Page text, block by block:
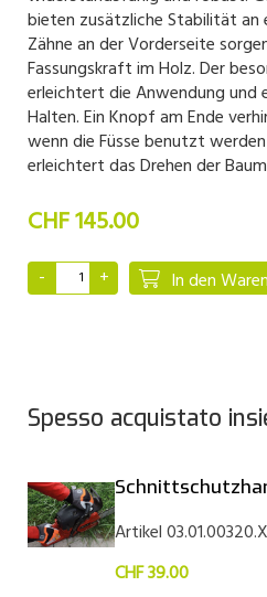
bieten zusätzliche Stabilität an
Zähne an der Vorderseite
Fassungskraft im Holz. Der
erleichtert die Anwendung und
Halten. Ein Knopf am Ende
wenn die Füsse benutzt
erleichtert das Drehen der
CHF 145.00
In den
Spesso acquistato
Artikel
CHF 39.00